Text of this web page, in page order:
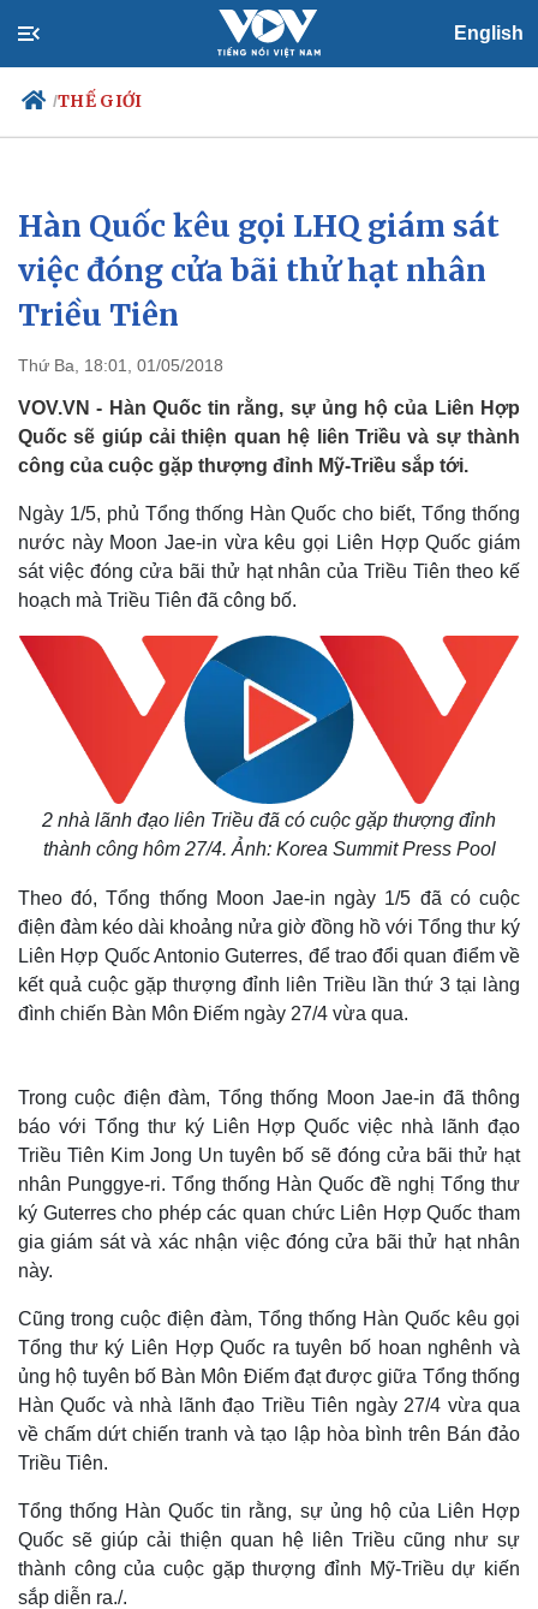
English
/THẾ GIỚI
Chính trị
Đảng
Tổ chức nhân sự
Quốc hội
Xã hội
Tin 24h
Dự báo thời tiết
Hàn Quốc kêu gọi LHQ giám sát
việc đóng cửa bãi thử hạt nhân
Triều Tiên
Thứ Ba, 18:01, 01/05/2018
VOV.VN - Hàn Quốc tin rằng, sự ủng hộ của Liên Hợp
Quốc sẽ giúp cải thiện quan hệ liên Triều và sự thành
công của cuộc gặp thượng đỉnh Mỹ-Triều sắp tới.
Ngày 1/5, phủ Tổng thống Hàn Quốc cho biết, Tổng thống
nước này Moon Jae-in vừa kêu gọi Liên Hợp Quốc giám
sát việc đóng cửa bãi thử hạt nhân của Triều Tiên theo kế
hoạch mà Triều Tiên đã công bố.
2 nhà lãnh đạo liên Triều đã có cuộc gặp thượng đỉnh
thành công hôm 27/4. Ảnh: Korea Summit Press Pool
Theo đó, Tổng thống Moon Jae-in ngày 1/5 đã có cuộc
điện đàm kéo dài khoảng nửa giờ đồng hồ với Tổng thư ký
Liên Hợp Quốc Antonio Guterres, để trao đổi quan điểm về
kết quả cuộc gặp thượng đỉnh liên Triều lần thứ 3 tại làng
đình chiến Bàn Môn Điếm ngày 27/4 vừa qua.
Trong cuộc điện đàm, Tổng thống Moon Jae-in đã thông
báo với Tổng thư ký Liên Hợp Quốc việc nhà lãnh đạo
Triều Tiên Kim Jong Un tuyên bố sẽ đóng cửa bãi thử hạt
nhân Punggye-ri. Tổng thống Hàn Quốc đề nghị Tổng thư
ký Guterres cho phép các quan chức Liên Hợp Quốc tham
gia giám sát và xác nhận việc đóng cửa bãi thử hạt nhân
này.
Cũng trong cuộc điện đàm, Tổng thống Hàn Quốc kêu gọi
Tổng thư ký Liên Hợp Quốc ra tuyên bố hoan nghênh và
ủng hộ tuyên bố Bàn Môn Điếm đạt được giữa Tổng thống
Hàn Quốc và nhà lãnh đạo Triều Tiên ngày 27/4 vừa qua
về chấm dứt chiến tranh và tạo lập hòa bình trên Bán đảo
Triều Tiên.
Tổng thống Hàn Quốc tin rằng, sự ủng hộ của Liên Hợp
Quốc sẽ giúp cải thiện quan hệ liên Triều cũng như sự
thành công của cuộc gặp thượng đỉnh Mỹ-Triều dự kiến
sắp diễn ra./.